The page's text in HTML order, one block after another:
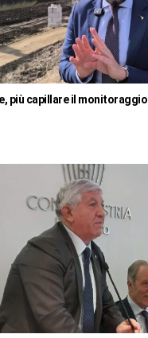
più capillare il monitoraggio